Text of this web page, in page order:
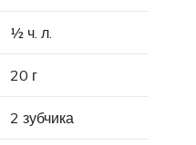
½ ч. л.
20 г
2 зубчика